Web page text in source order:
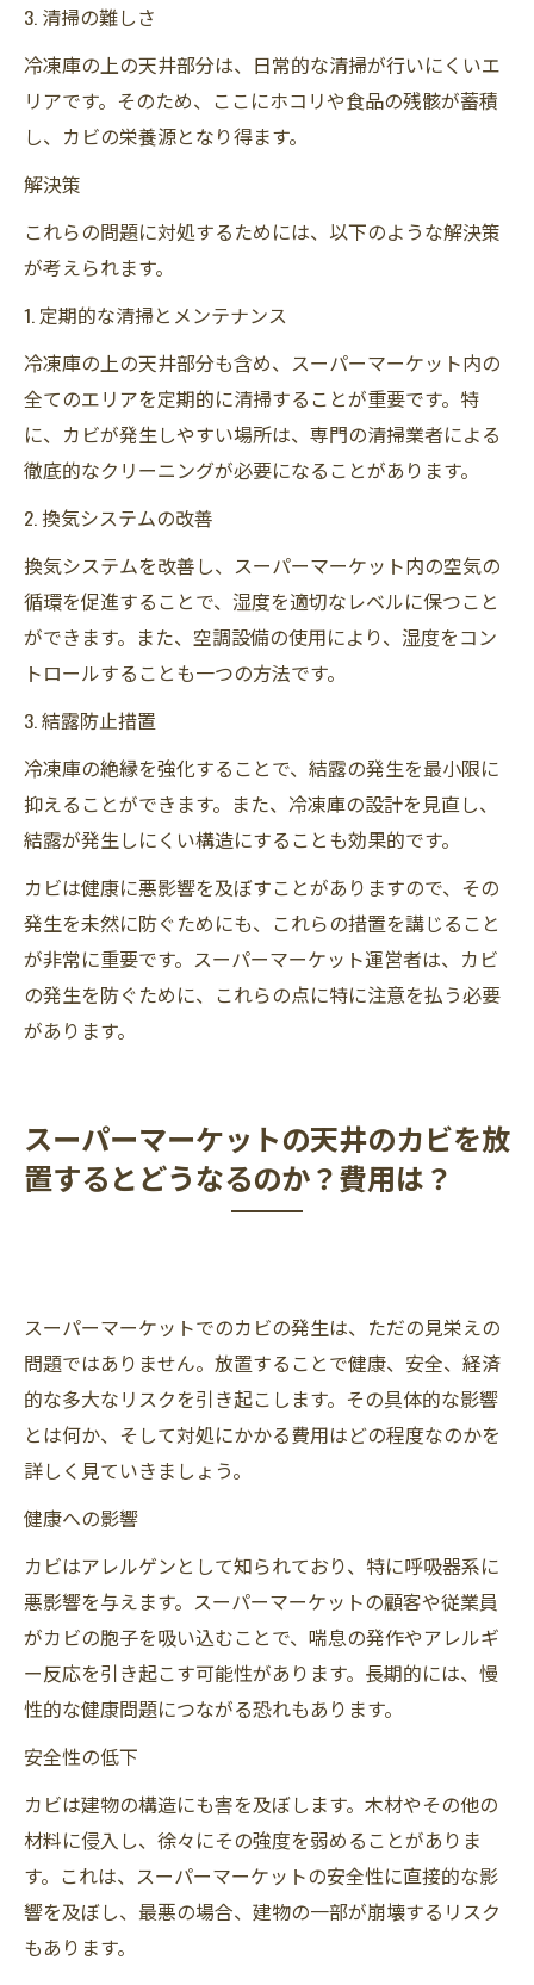
3. 清掃の難しさ
冷凍庫の上の天井部分は、日常的な清掃が行いにくいエ
リアです。そのため、ここにホコリや食品の残骸が蓄積
し、カビの栄養源となり得ます。
解決策
これらの問題に対処するためには、以下のような解決策
が考えられます。
1. 定期的な清掃とメンテナンス
冷凍庫の上の天井部分も含め、スーパーマーケット内の
全てのエリアを定期的に清掃することが重要です。特
に、カビが発生しやすい場所は、専門の清掃業者による
徹底的なクリーニングが必要になることがあります。
2. 換気システムの改善
換気システムを改善し、スーパーマーケット内の空気の
循環を促進することで、湿度を適切なレベルに保つこと
ができます。また、空調設備の使用により、湿度をコン
トロールすることも一つの方法です。
3. 結露防止措置
冷凍庫の絶縁を強化することで、結露の発生を最小限に
抑えることができます。また、冷凍庫の設計を見直し、
結露が発生しにくい構造にすることも効果的です。
カビは健康に悪影響を及ぼすことがありますので、その
発生を未然に防ぐためにも、これらの措置を講じること
が非常に重要です。スーパーマーケット運営者は、カビ
の発生を防ぐために、これらの点に特に注意を払う必要
があります。
スーパーマーケットの天井のカビを放
置するとどうなるのか？費用は？
スーパーマーケットでのカビの発生は、ただの見栄えの
問題ではありません。放置することで健康、安全、経済
的な多大なリスクを引き起こします。その具体的な影響
とは何か、そして対処にかかる費用はどの程度なのかを
詳しく見ていきましょう。
健康への影響
カビはアレルゲンとして知られており、特に呼吸器系に
悪影響を与えます。スーパーマーケットの顧客や従業員
がカビの胞子を吸い込むことで、喘息の発作やアレルギ
ー反応を引き起こす可能性があります。長期的には、慢
性的な健康問題につながる恐れもあります。
安全性の低下
カビは建物の構造にも害を及ぼします。木材やその他の
材料に侵入し、徐々にその強度を弱めることがありま
す。これは、スーパーマーケットの安全性に直接的な影
響を及ぼし、最悪の場合、建物の一部が崩壊するリスク
もあります。